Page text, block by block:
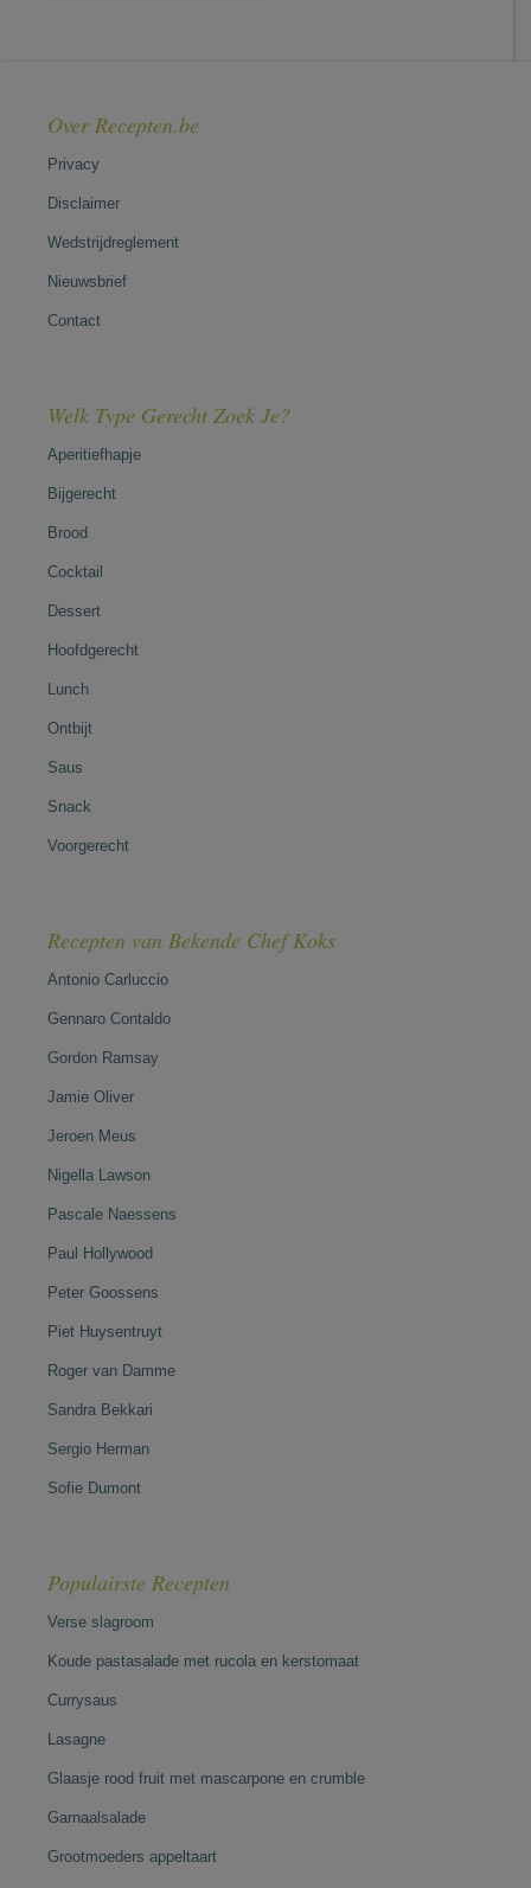
Over Recepten.be
Privacy
Disclaimer
Wedstrijdreglement
Nieuwsbrief
Contact
Welk Type Gerecht Zoek Je?
Aperitiefhapje
Bijgerecht
Brood
Cocktail
Dessert
Hoofdgerecht
Lunch
Ontbijt
Saus
Snack
Voorgerecht
Recepten van Bekende Chef Koks
Antonio Carluccio
Gennaro Contaldo
Gordon Ramsay
Jamie Oliver
Jeroen Meus
Nigella Lawson
Pascale Naessens
Paul Hollywood
Peter Goossens
Piet Huysentruyt
Roger van Damme
Sandra Bekkari
Sergio Herman
Sofie Dumont
Populairste Recepten
Verse slagroom
Koude pastasalade met rucola en kerstomaat
Currysaus
Lasagne
Glaasje rood fruit met mascarpone en crumble
Garnaalsalade
Grootmoeders appeltaart